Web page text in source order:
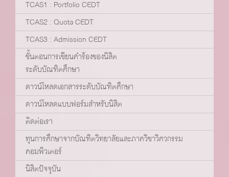
TCAS1 : Portfolio CEDT
TCAS2 : Quota CEDT
TCAS3 : Admission CEDT
ขั้นตอนการเขียนคำร้องของนิสิต
ระดับบัณฑิตศึกษา
ดาวน์โหลดเอกสารระดับบัณฑิตศึกษา
ดาวน์โหลดแบบฟอร์มสำหรับนิสิต
ติดต่อเรา
ทุนการศึกษาจากบัณฑิตวิทยาลัยและภาควิชาวิศวกรรม
คอมพิวเตอร์
นิสิตปัจจุบัน